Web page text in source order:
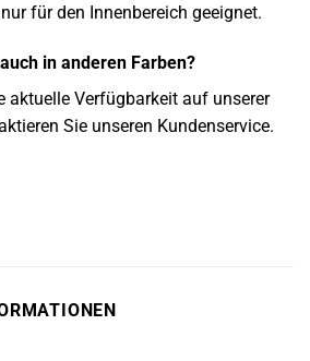
für den Innenbereich geeignet.
in anderen Farben?
aktuelle Verfügbarkeit auf unserer
Sie unseren Kundenservice.